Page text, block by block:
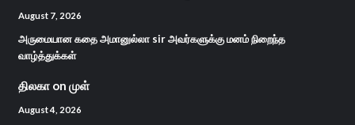
August 7, 2026
அருமையான கதை அமானுல்லா sir அவர்களுக்கு மனம் நிறைந்த
வாழ்த்துக்கள்
திலகா on முள்
August 4, 2026